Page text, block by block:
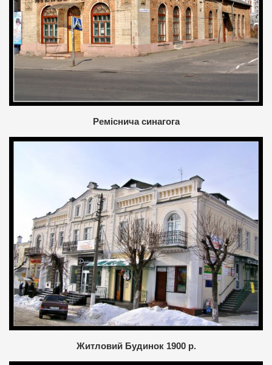
Реміснича синагога
Житловий Будинок 1900 р.